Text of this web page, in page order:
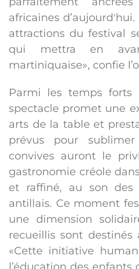
africaines d’aujourd'hui.
attractions du festival
qui mettra en
martiniquaise», confie
Parmi les temps forts
spectacle promet une
arts de la table et
prévus pour
convives auront le
gastronomie créole
et raffiné, au son des
antillais. Ce moment
une dimension
recueillis sont destinés
«Cette initiative